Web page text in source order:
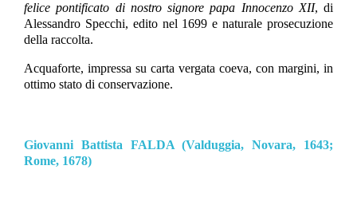
felice pontificato di nostro signore papa Innocenzo XII, di
Alessandro Specchi, edito nel 1699 e naturale prosecuzione
della raccolta.
Acquaforte, impressa su carta vergata coeva, con margini, in
ottimo stato di conservazione.
Giovanni Battista FALDA (Valduggia, Novara, 1643;
Rome, 1678)